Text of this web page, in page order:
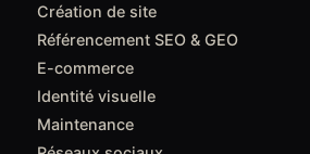
Création de site
Référencement SEO & GEO
E-commerce
Identité visuelle
Maintenance